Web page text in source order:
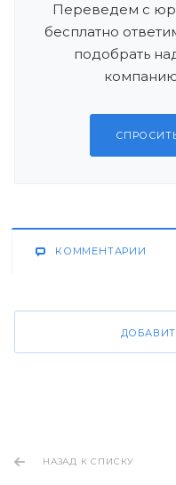
Переведем с
бесплатно
подобрать
КОММЕНТАРИИ
НАЗАД К СПИСКУ